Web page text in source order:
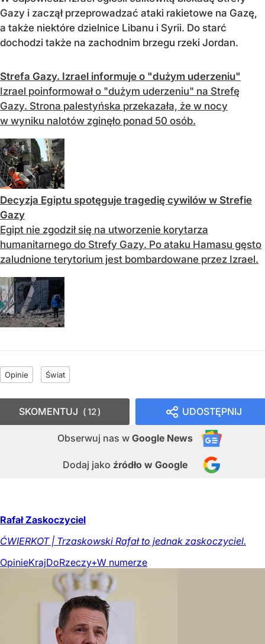
Gazy i zaczął przeprowadzać ataki rakietowe na Gazę,
a także niektóre dzielnice Libanu i Syrii. Do starć
dochodzi także na zachodnim brzegu rzeki Jordan.
Strefa Gazy. Izrael informuje o "dużym uderzeniu"
Izrael poinformował o "dużym uderzeniu" na Strefę
Gazy. Strona palestyńska przekazała, że w nocy
w wyniku nalotów zginęło ponad 50 osób.
Decyzja Egiptu spotęguje tragedię cywilów w Strefie
Gazy
Egipt nie zgodził się na utworzenie korytarza
humanitarnego do Strefy Gazy. Po ataku Hamasu gęsto
zaludnione terytorium jest bombardowane przez Izrael.
Opinie Świat
UDOSTĘPNIJ
Obserwuj nas w Google News
Dodaj jako źródło w Google
SKOMENTUJ 12
Rafał Zaskoczyciel
ĆWIERKOT | Trzaskowski Rafał to jednak zaskoczyciel.
OpinieKrajDoRzeczy+W numerze